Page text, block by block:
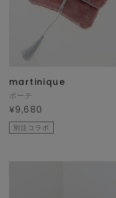
martinique
ポーチ
¥9,680
別注コラボ